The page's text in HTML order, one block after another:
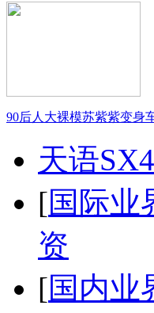
90后人大裸模苏紫紫变身
天语
[国际业
资
[国内业